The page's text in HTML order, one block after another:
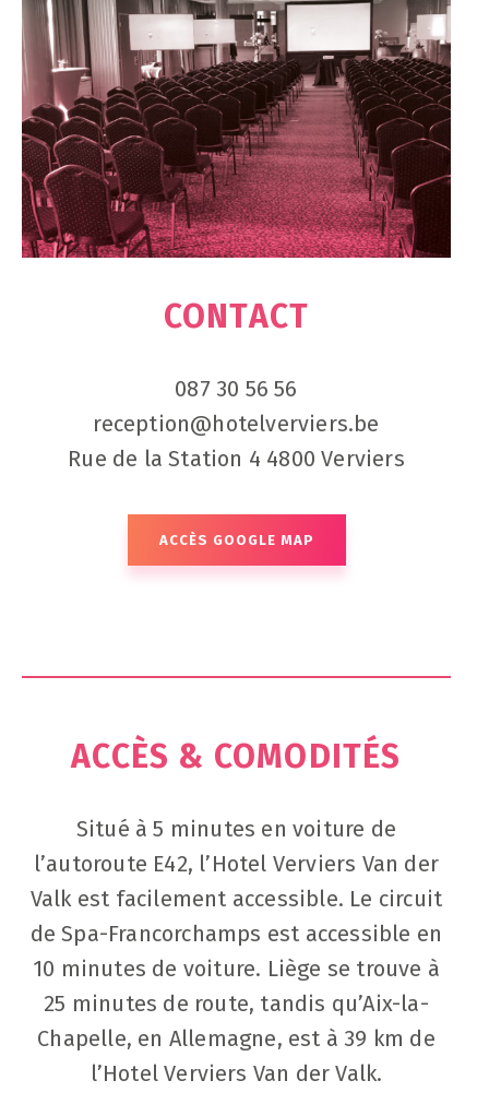
CONTACT
087 30 56 56
reception@hotelverviers.be
Rue de la Station 4 4800 Verviers
ACCÈS GOOGLE MAP
ACCÈS & COMODITÉS
Situé à 5 minutes en voiture de
l’autoroute E42, l’Hotel Verviers Van der
Valk est facilement accessible. Le circuit
de Spa-Francorchamps est accessible en
10 minutes de voiture. Liège se trouve à
25 minutes de route, tandis qu’Aix-la-
Chapelle, en Allemagne, est à 39 km de
l’Hotel Verviers Van der Valk.